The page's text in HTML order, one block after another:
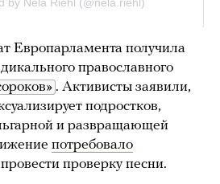
Европарламента получила
православного
. Активисты заявили,
подростков,
и развращающей
потребовало
проверку песни.